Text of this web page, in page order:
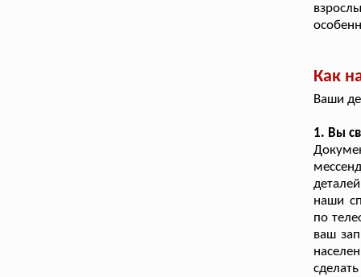
Как
Ваши
1. Вы
наши
по
ваш